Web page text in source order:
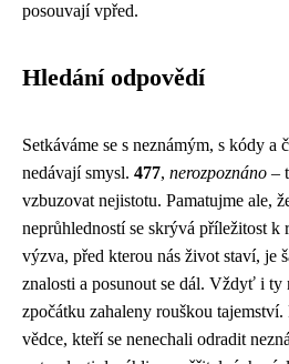
posouvají vpřed.
Hledání odpovědí
Setkáváme se s neznámým, s kódy a
nedávají smysl. 477, nerozpoznáno –
vzbuzovat nejistotu. Pamatujme ale,
neprůhledností se skrývá příležitost k
výzva, před kterou nás život staví, je
znalosti a posunout se dál. Vždyť i
zpočátku zahaleny rouškou tajemství.
vědce, kteří se nenechali odradit